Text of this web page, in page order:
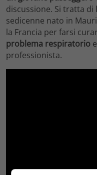
discussione. Si tratta di
sedicenne nato in
la Francia per farsi
problema respiratorio
professionista.